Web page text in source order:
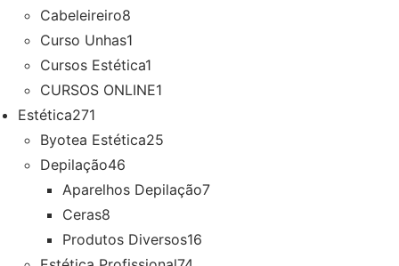
Cabeleireiro8
Curso Unhas1
Cursos Estética1
CURSOS ONLINE1
Estética271
Byotea Estética25
Depilação46
Aparelhos Depilação7
Ceras8
Produtos Diversos16